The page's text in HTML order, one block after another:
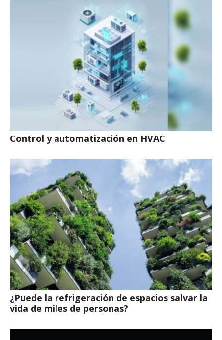
Control y automatización en HVAC
¿Puede la refrigeración de espacios salvar la
vida de miles de personas?